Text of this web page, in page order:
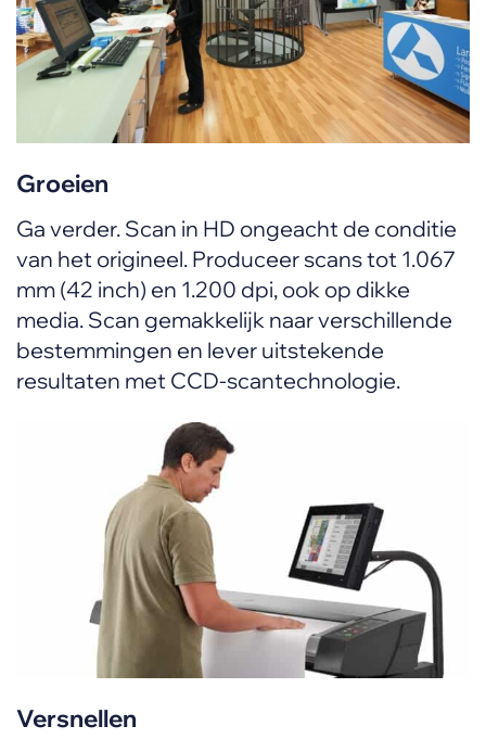
Groeien
Ga verder. Scan in HD ongeacht de conditie
van het origineel. Produceer scans tot 1.067
mm (42 inch) en 1.200 dpi, ook op dikke
media. Scan gemakkelijk naar verschillende
bestemmingen en lever uitstekende
resultaten met CCD-scantechnologie.
Versnellen